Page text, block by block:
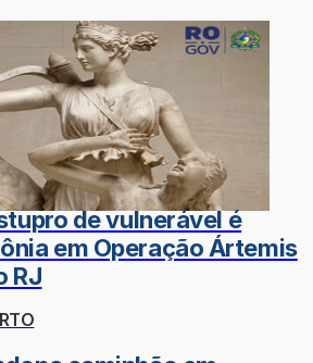
de vulnerável é
em Operação Ártemis
RJ